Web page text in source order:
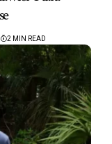
2 MIN READ